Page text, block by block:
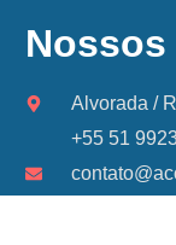
Alvorada /
+55 51